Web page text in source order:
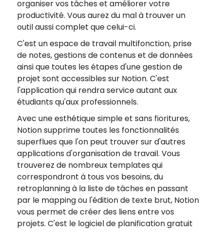
organiser vos tâches et améliorer votre
productivité. Vous aurez du mal à trouver un
outil aussi complet que celui-ci.
C'est un espace de travail multifonction, prise
de notes, gestions de contenus et de données
ainsi que toutes les étapes d'une gestion de
projet sont accessibles sur Notion. C'est
l'application qui rendra service autant aux
étudiants qu'aux professionnels.
Avec une esthétique simple et sans fioritures,
Notion supprime toutes les fonctionnalités
superflues que l'on peut trouver sur d'autres
applications d'organisation de travail. Vous
trouverez de nombreux templates qui
correspondront à tous vos besoins, du
retroplanning à la liste de tâches en passant
par le mapping ou l'édition de texte brut, Notion
vous permet de créer des liens entre vos
projets. C'est le logiciel de planification gratuit